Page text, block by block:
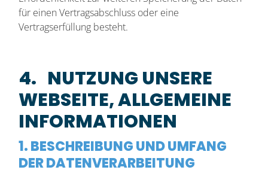
für einen Vertragsabschluss oder eine
Vertragserfüllung besteht.
4. NUTZUNG UNSERE
WEBSEITE, ALLGEMEINE
INFORMATIONEN
1. BESCHREIBUNG UND UMFANG
DER DATENVERARBEITUNG